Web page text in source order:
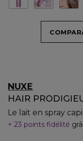
NUXE
HAIR
Le lait en spray
23 points fidélité